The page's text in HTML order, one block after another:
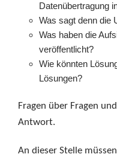
Datenübertragung
Was sagt denn die
Was haben die
veröffentlicht?
Wie könnten
Lösungen?
Fragen über Fragen
Antwort.
An dieser Stelle